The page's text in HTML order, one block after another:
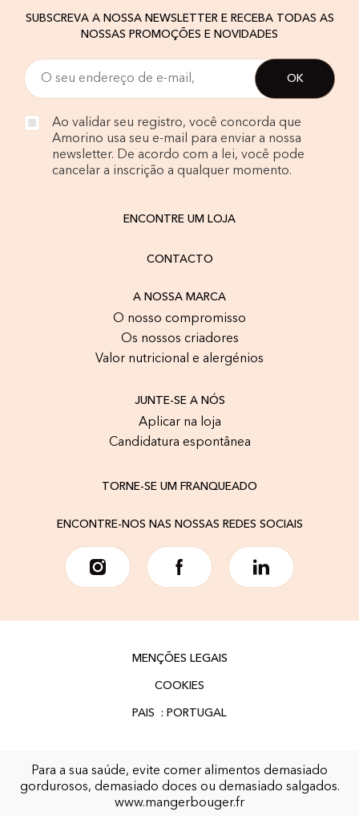
SUBSCREVA A NOSSA NEWSLETTER E RECEBA TODAS AS
NOSSAS PROMOÇÕES E NOVIDADES
Ao validar seu registro, você concorda que
Amorino usa seu e-mail para enviar a nossa
newsletter. De acordo com a lei, você pode
cancelar a inscrição a qualquer momento.
ENCONTRE UM LOJA
CONTACTO
A NOSSA MARCA
O nosso compromisso
Os nossos criadores
Valor nutricional e alergénios
JUNTE-SE A NÓS
Aplicar na loja
Candidatura espontânea
TORNE-SE UM FRANQUEADO
ENCONTRE-NOS NAS NOSSAS REDES SOCIAIS
MENÇÕES LEGAIS
COOKIES
Para a sua saúde, evite comer alimentos demasiado
gordurosos, demasiado doces ou demasiado salgados.
www.mangerbouger.fr